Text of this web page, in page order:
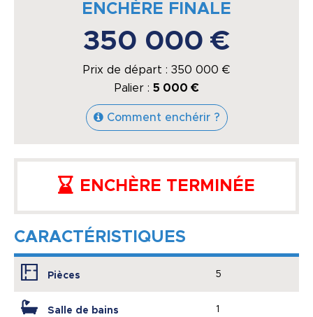
ENCHÈRE FINALE
350 000 €
Prix de départ : 350 000 €
Palier : 5 000 €
Comment enchérir ?
ENCHÈRE TERMINÉE
CARACTÉRISTIQUES
Pièces 5
Salle de bains 1